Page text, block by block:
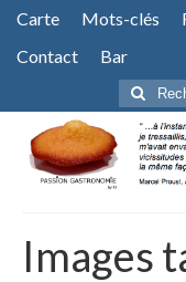
Carte Mots-clés
Contact
Bar
:
Images